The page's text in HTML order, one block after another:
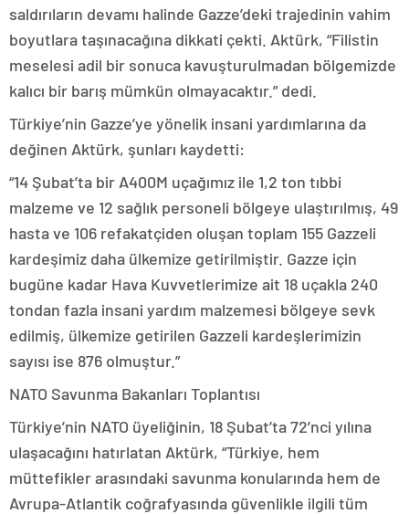
saldırıların devamı halinde Gazze’deki trajedinin vahim
boyutlara taşınacağına dikkati çekti. Aktürk, “Filistin
meselesi adil bir sonuca kavuşturulmadan bölgemizde
kalıcı bir barış mümkün olmayacaktır.” dedi.
Türkiye’nin Gazze’ye yönelik insani yardımlarına da
değinen Aktürk, şunları kaydetti:
“14 Şubat’ta bir A400M uçağımız ile 1,2 ton tıbbi
malzeme ve 12 sağlık personeli bölgeye ulaştırılmış, 49
hasta ve 106 refakatçiden oluşan toplam 155 Gazzeli
kardeşimiz daha ülkemize getirilmiştir. Gazze için
bugüne kadar Hava Kuvvetlerimize ait 18 uçakla 240
tondan fazla insani yardım malzemesi bölgeye sevk
edilmiş, ülkemize getirilen Gazzeli kardeşlerimizin
sayısı ise 876 olmuştur.”
NATO Savunma Bakanları Toplantısı
Türkiye’nin NATO üyeliğinin, 18 Şubat’ta 72’nci yılına
ulaşacağını hatırlatan Aktürk, “Türkiye, hem
müttefikler arasındaki savunma konularında hem de
Avrupa-Atlantik coğrafyasında güvenlikle ilgili tüm